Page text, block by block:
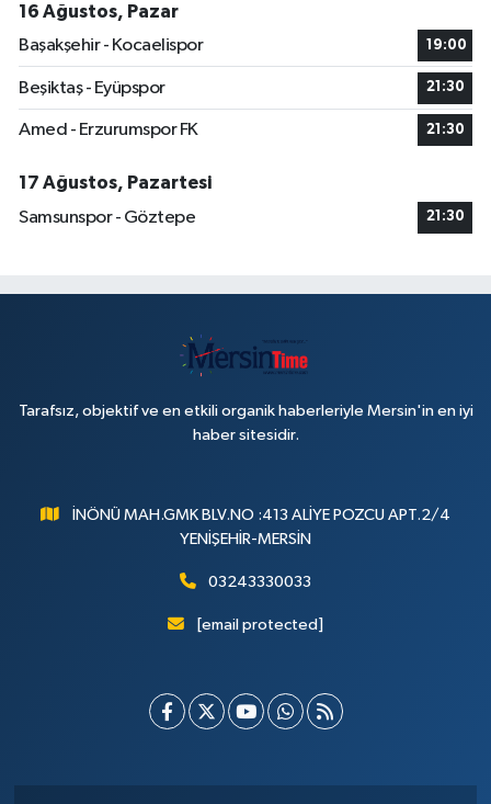
16 Ağustos, Pazar
Başakşehir - Kocaelispor
19:00
Beşiktaş - Eyüpspor 21:30
Amed - Erzurumspor FK 21:30
17 Ağustos, Pazartesi
Samsunspor - Göztepe
21:30
Tarafsız, objektif ve en etkili organik haberleriyle Mersin'in en iyi
haber sitesidir.
İNÖNÜ MAH.GMK BLV.NO :413 ALİYE POZCU APT.2/4
YENİŞEHİR-MERSİN
03243330033
[email protected]